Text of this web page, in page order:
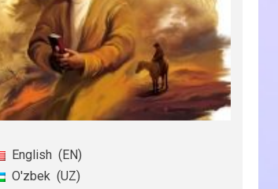
English
EN
O'zbek
UZ